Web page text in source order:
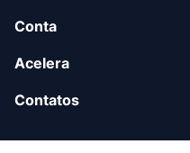
Conta
Acelera
Contatos